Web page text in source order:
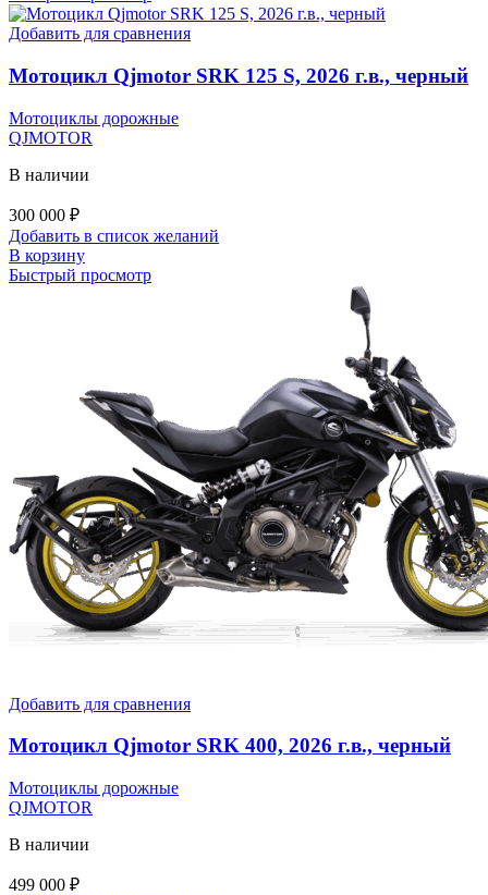
Добавить для сравнения
Мотоцикл Qjmotor SRK 125 S, 2026 г.в., черный
Мотоциклы дорожные
QJMOTOR
В наличии
300 000 ₽
Добавить в список желаний
В корзину
Быстрый просмотр
Добавить для сравнения
Мотоцикл Qjmotor SRK 400, 2026 г.в., черный
Мотоциклы дорожные
QJMOTOR
В наличии
499 000 ₽